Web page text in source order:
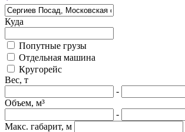
Куда
Попутные грузы
Отдельная машина
Кругорейс
Вес, т
-
Объем, м³
-
Макс. габарит, м